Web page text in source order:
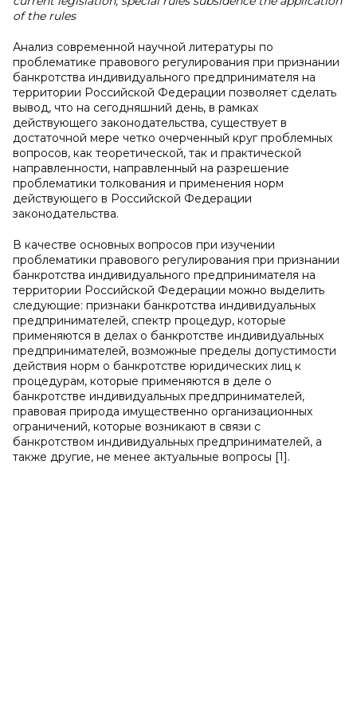
of the rules
Анализ современной научной литературы по
проблематике правового регулирования при признании
банкротства индивидуального предпринимателя на
территории Российской Федерации позволяет сделать
вывод, что на сегодняшний день, в рамках
действующего законодательства, существует в
достаточной мере четко очерченный круг проблемных
вопросов, как теоретической, так и практической
направленности, направленный на разрешение
проблематики толкования и применения норм
действующего в Российской Федерации
законодательства.
В качестве основных вопросов при изучении
проблематики правового регулирования при признании
банкротства индивидуального предпринимателя на
территории Российской Федерации можно выделить
следующие: признаки банкротства индивидуальных
предпринимателей, спектр процедур, которые
применяются в делах о банкротстве индивидуальных
предпринимателей, возможные пределы допустимости
действия норм о банкротстве юридических лиц к
процедурам, которые применяются в деле о
банкротстве индивидуальных предпринимателей,
правовая природа имущественно организационных
ограничений, которые возникают в связи с
банкротством индивидуальных предпринимателей, а
также другие, не менее актуальные вопросы [1].